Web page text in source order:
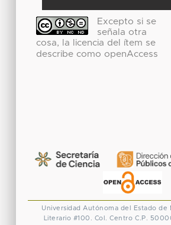
Excepto si se
señala otra
cosa, la licencia del ítem se
describe como openAccess
Universidad Autónoma del Estado de
Literario #100. Col. Centro C.P.